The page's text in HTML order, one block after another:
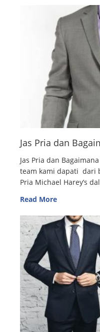
Jas Pria dan
Jas Pria dan
team kami dapati dari
Pria Michael Harey’s
Read More